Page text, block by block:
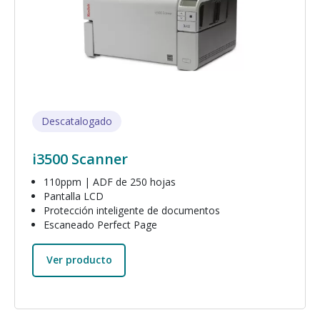
Descatalogado
i3500 Scanner
110ppm | ADF de 250 hojas
Pantalla LCD
Protección inteligente de documentos
Escaneado Perfect Page
Ver producto